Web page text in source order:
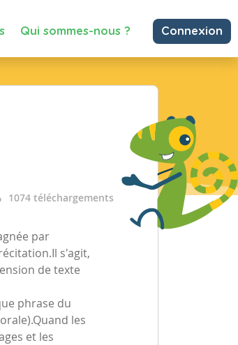
Qui sommes-nous ? Connexion
1074 téléchargements
par
s'agit,
de texte
phrase du
les
et les